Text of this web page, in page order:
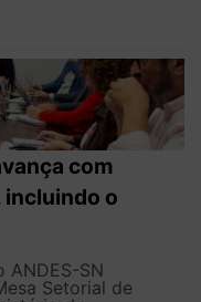
com
incluindo o
ANDES-SN
Setorial de